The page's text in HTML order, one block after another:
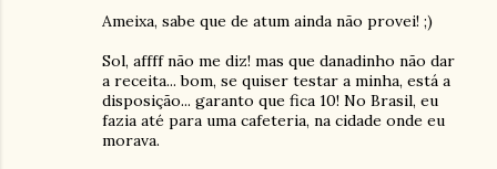
Ameixa, sabe que de atum ainda não provei! ;)
Sol, affff não me diz! mas que danadinho não dar
a receita... bom, se quiser testar a minha, está a
disposição... garanto que fica 10! No Brasil, eu
fazia até para uma cafeteria, na cidade onde eu
morava.